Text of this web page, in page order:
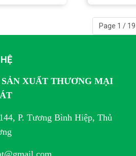
Page 1 / 19
XUẤT THƯƠNG MẠI
P. Tương Bình Hiệp, Thủ